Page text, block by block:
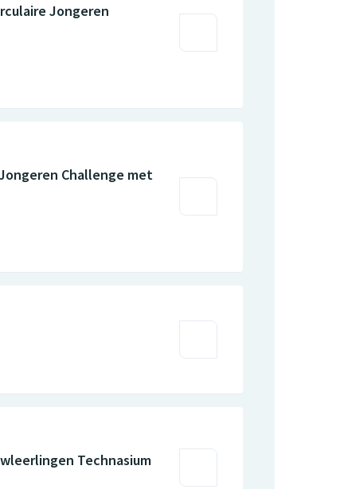
Jongeren
Challenge met
Technasium